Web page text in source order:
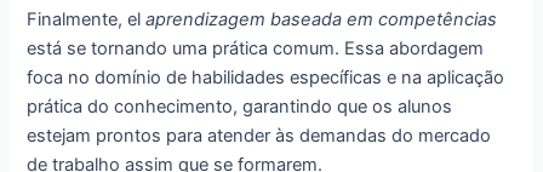
Finalmente, elaprendizagem baseada em competências
está se tornando uma prática comum. Essa abordagem
foca no domínio de habilidades específicas e na aplicação
prática do conhecimento, garantindo que os alunos
estejam prontos para atender às demandas do mercado
de trabalho assim que se formarem.